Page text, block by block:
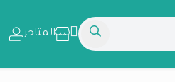
المتاجر